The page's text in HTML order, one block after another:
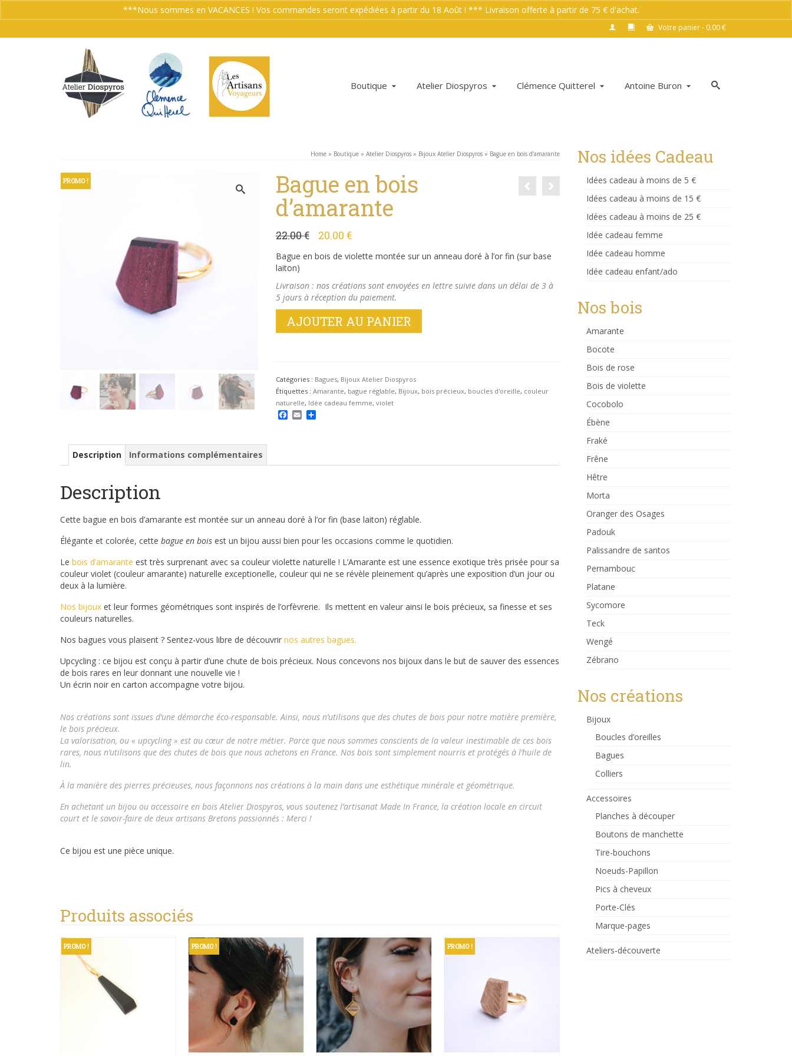
Votre panier- 0.00€
Boutique Atelier Diospyros Clémence Quitterel Antoine Buron
Home » Boutique » Atelier Diospyros » Bijoux Atelier Diospyros » Bague en bois d’amarante
PROMO !
Bague en bois
d’amarante
22.00€ Le
initial
22.00 €.
20.00 €Le
actuel
20.00 €.
Bague en bois de violette montée sur un anneau doré à l’or fin (sur base
laiton)
Livraison : nos créations sont envoyées en lettre suivie dans un délai de 3 à
5 jours à réception du paiement.
quantité
AJOUTER AU PANIER
Catégories : Bagues, Bijoux Atelier Diospyros
Étiquettes : Amarante, bague réglable, Bijoux, bois précieux, boucles d'oreille, couleur
naturelle, Idée cadeau femme, violet
Facebook
EmailPartager
Description Informations complémentaires
Description
Cette bague en bois d’amarante est montée sur un anneau doré à l’or fin (base laiton) réglable.
Élégante et colorée, cette bague en bois est un bijou aussi bien pour les occasions comme le quotidien.
Le bois d’amarante est très surprenant avec sa couleur violette naturelle ! L’Amarante est une essence exotique très prisée pour sa
couleur violet (couleur amarante) naturelle exceptionelle, couleur qui ne se révèle pleinement qu’après une exposition d’un jour ou
deux à la lumière.
Nos bijoux et leur formes géométriques sont inspirés de l’orfèvrerie. Ils mettent en valeur ainsi le bois précieux, sa finesse et ses
couleurs naturelles.
Nos bagues vous plaisent ? Sentez-vous libre de découvrir nos autres bagues.
Upcycling : ce bijou est conçu à partir d’une chute de bois précieux. Nous concevons nos bijoux dans le but de sauver des essences
de bois rares en leur donnant une nouvelle vie !
Un écrin noir en carton accompagne votre bijou.
Nos créations sont issues d’une démarche éco-responsable. Ainsi, nous n’utilisons que des chutes de bois pour notre matière première,
le bois précieux.
La valorisation, ou « upcycling » est au cœur de notre métier. Parce que nous sommes conscients de la valeur inestimable de ces bois
rares, nous n’utilisons que des chutes de bois que nous achetons en France. Nos bois sont simplement nourris et protégés à l’huile de
lin.
À la manière des pierres précieuses, nous façonnons nos créations à la main dans une esthétique minérale et géométrique.
En achetant un bijou ou accessoire en boisAtelier Diospyros, vous soutenez l’artisanat Made In France, la création locale en circuit
court et le savoir-faire de deux artisans Bretons passionnés : Merci !
Ce bijou est une pièce unique.
Produits associés
PROMO ! PROMO ! PROMO !
Nos idées Cadeau
Idées cadeau à moins de 5 €
Idées cadeau à moins de 15 €
Idées cadeau à moins de 25 €
Idée cadeau femme
Idée cadeau homme
Idée cadeau enfant/ado
Nos bois
Amarante
Bocote
Bois de rose
Bois de violette
Cocobolo
Ébène
Fraké
Frêne
Hêtre
Morta
Oranger des Osages
Padouk
Palissandre de santos
Pernambouc
Platane
Sycomore
Teck
Wengé
Zébrano
Nos créations
Bijoux
Boucles d’oreilles
Bagues
Colliers
Accessoires
Planches à découper
Boutons de manchette
Tire-bouchons
Noeuds-Papillon
Pics à cheveux
Porte-Clés
Marque-pages
Ateliers-découverte
***Nous sommes en VACANCES ! Vos commandes seront expédiées à partir du 18 Août ! *** Livraison offerte à partir de 75 € d'achat.